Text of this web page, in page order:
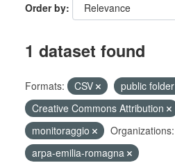
Order by
1 dataset found
Formats: CSV public folder
Creative Commons Attribution
monitoraggio
Organizations:
arpa-emilia-romagna